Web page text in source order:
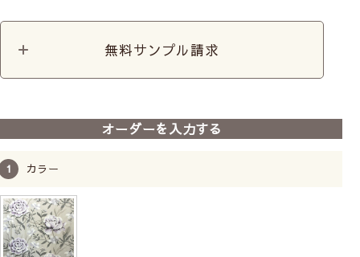
無料サンプル請求
オーダーを入力する
カラー